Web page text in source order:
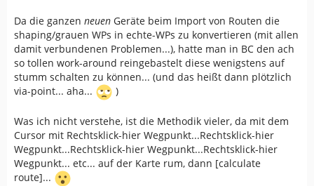
Da die ganzen neuen Geräte beim Import von Routen die
shaping/grauen WPs in echte-WPs zu konvertieren (mit allen
damit verbundenen Problemen...), hatte man in BC den ach
so tollen work-around reingebastelt diese wenigstens auf
stumm schalten zu können... (und das heißt dann plötzlich
via-point... aha...
)
Was ich nicht verstehe, ist die Methodik vieler, da mit dem
Cursor mit Rechtsklick-hier Wegpunkt...Rechtsklick-hier
Wegpunkt...Rechtsklick-hier Wegpunkt...Rechtsklick-hier
Wegpunkt... etc... auf der Karte rum, dann [calculate
route]...